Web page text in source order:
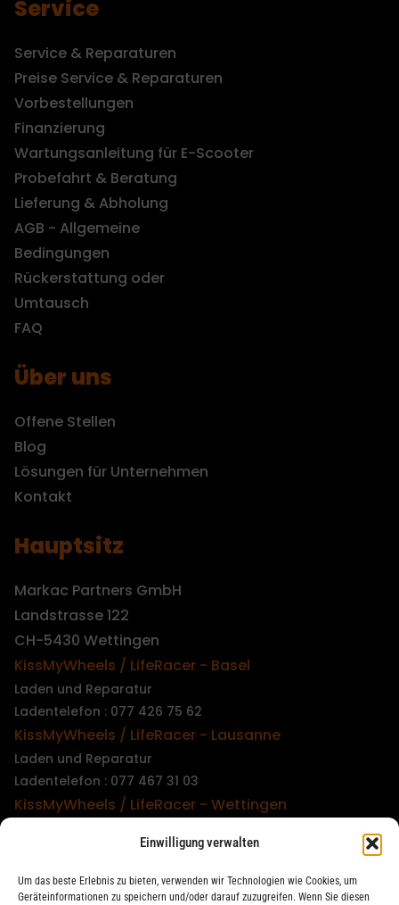
Einwilligung verwalten
Um das beste Erlebnis zu bieten, verwenden wir Technologien wie Cookies, um
Geräteinformationen zu speichern und/oder darauf zuzugreifen. Wenn Sie diesen
Service
Service & Reparaturen
Preise Service & Reparaturen
Vorbestellungen
Finanzierung
Wartungsanleitung für E-Scooter
Probefahrt & Beratung
Lieferung & Abholung
AGB - Allgemeine
Bedingungen
Rückerstattung oder
Umtausch
FAQ
Über uns
Offene Stellen
Blog
Lösungen für Unternehmen
Kontakt
Hauptsitz
Markac Partners GmbH
Landstrasse 122
CH-5430 Wettingen
KissMyWheels / LifeRacer - Basel
Laden und Reparatur
Ladentelefon : 077 426 75 62
KissMyWheels / LifeRacer - Lausanne
Laden und Reparatur
Ladentelefon : 077 467 31 03
KissMyWheels / LifeRacer - Wettingen
Ladentelefon : 079 747 00 36
KissMyWheels / LifeRacer - Zürich Unterstrass
Laden und Reparatur